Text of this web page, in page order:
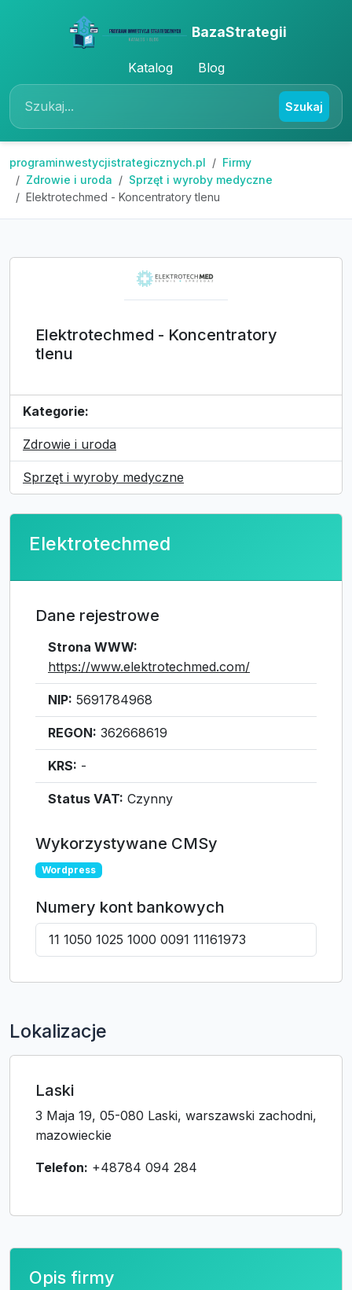
BazaStrategii
Katalog Blog
Szukaj
programinwestycjistrategicznych.pl
Firmy
Zdrowie i uroda
Sprzęt i wyroby medyczne
Elektrotechmed - Koncentratory tlenu
Elektrotechmed - Koncentratory
tlenu
Kategorie:
Zdrowie i uroda
Sprzęt i wyroby medyczne
Elektrotechmed
Dane rejestrowe
Strona WWW:
https://www.elektrotechmed.com/
NIP: 5691784968
REGON: 362668619
KRS: -
Status VAT: Czynny
Wykorzystywane CMSy
Wordpress
Numery kont bankowych
11 1050 1025 1000 0091 11161973
Lokalizacje
Laski
3 Maja 19, 05-080 Laski, warszawski zachodni,
mazowieckie
Telefon: +48784 094 284
Opis firmy